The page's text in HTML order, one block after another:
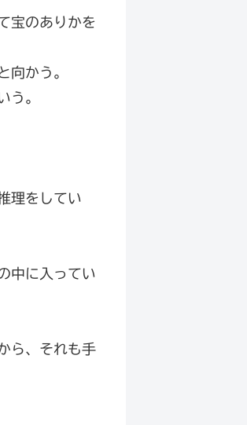
宝のありかを
向かう。
う。
理をしてい
中に入ってい
ら、それも手